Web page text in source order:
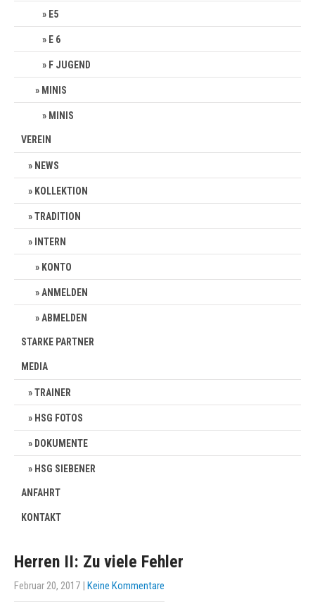
E5
E 6
F JUGEND
MINIS
MINIS
VEREIN
NEWS
KOLLEKTION
TRADITION
INTERN
KONTO
ANMELDEN
ABMELDEN
STARKE PARTNER
MEDIA
TRAINER
HSG FOTOS
DOKUMENTE
HSG SIEBENER
ANFAHRT
KONTAKT
Herren II: Zu viele Fehler
Februar 20, 2017 | Keine Kommentare